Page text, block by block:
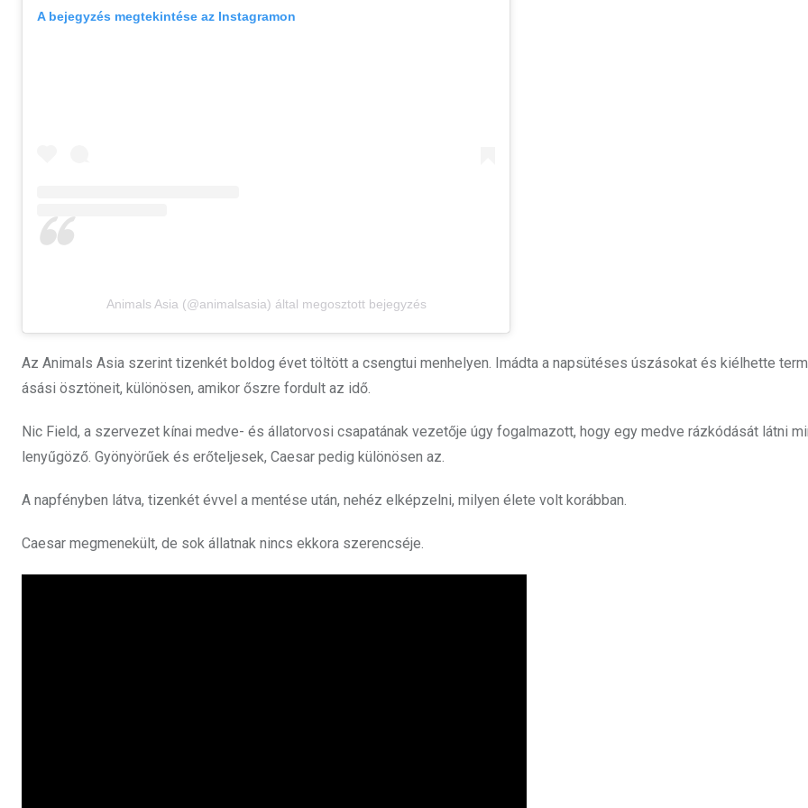
A bejegyzés megtekintése az Instagramon
Animals Asia (@animalsasia) által megosztott bejegyzés
Az Animals Asia szerint tizenkét boldog évet töltött a csengtui menhelyen. Imádta a napsütéses úszásokat és kiélhette
ásási ösztöneit, különösen, amikor őszre fordult az idő.
Nic Field, a szervezet kínai medve- és állatorvosi csapatának vezetője úgy fogalmazott, hogy egy medve rázkódását látni
lenyűgöző. Gyönyörűek és erőteljesek, Caesar pedig különösen az.
A napfényben látva, tizenkét évvel a mentése után, nehéz elképzelni, milyen élete volt korábban.
Caesar megmenekült, de sok állatnak nincs ekkora szerencséje.